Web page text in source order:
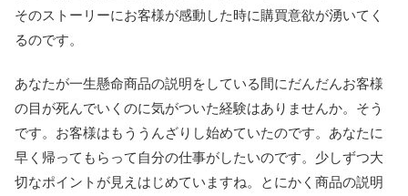
そのストーリーにお客様が感動した時に購買意欲が湧いてく
るのです。
あなたが一生懸命商品の説明をしている間にだんだんお客様
の目が死んでいくのに気がついた経験はありませんか。そう
です。お客様はもううんざりし始めていたのです。あなたに
早く帰ってもらって自分の仕事がしたいのです。少しずつ大
切なポイントが見えはじめていますね。とにかく商品の説明